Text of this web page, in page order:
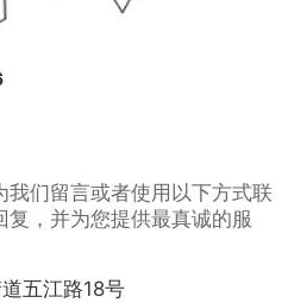
们留言或者使用以下方式联
，并为您提供最真诚的服
五江路18号